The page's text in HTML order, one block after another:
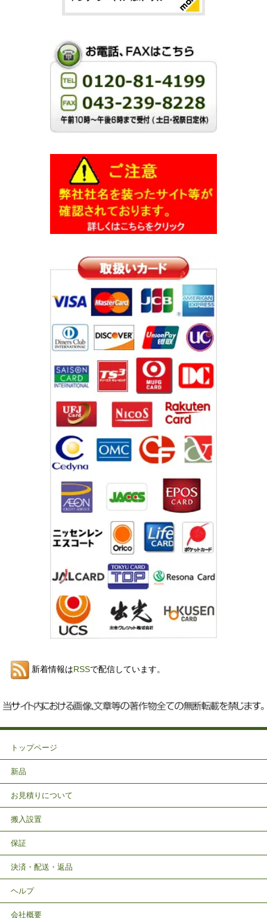
新着情報はRSSで配信しています。
トップページ
新品
お見積りについて
搬入設置
保証
決済・配送・返品
ヘルプ
会社概要